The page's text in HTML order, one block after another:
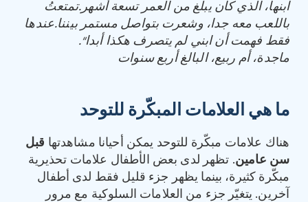
ابنها، الذي كان يبلغ من العمر تسعة أشهر .تمتعتُ
باللعب معه جدا، وشعرت بتواصل مستمر بيننا.عندها
فقط فهمت أن ابني لم يتصرف هكذا أبدا“.
ماجدة، أم ربيع، البالغ أربع سنوات
ما هي العلامات المبكّرة للتوحد
هناك علامات مبكّرة للتوحد يمكن أحيانا مشاهدتها قبل
سن عامين. تظهر لدى بعض الأطفال علامات تحذيرية
مبكّرة كثيرة، بينما يظهر جزء قليل فقط لدى أطفال
آخرين. يتغيّر جزء من العلامات السلوكية مع مرور